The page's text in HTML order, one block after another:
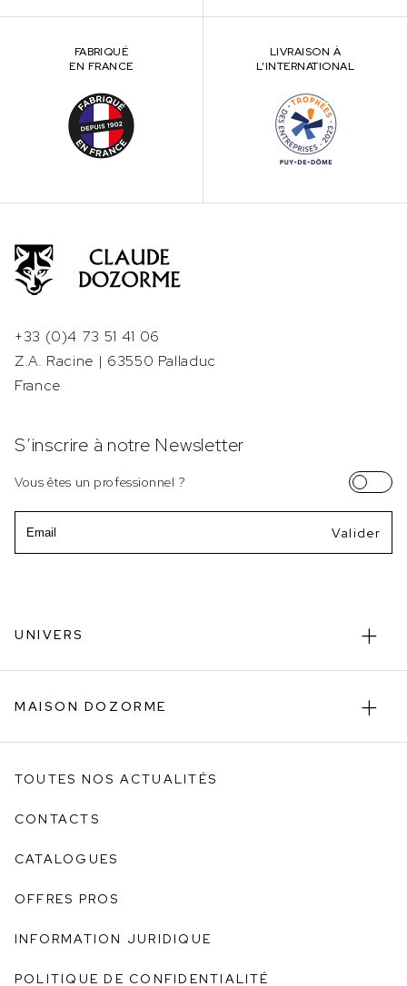
FABRIQUÉ
EN FRANCE
LIVRAISON À
L’INTERNATIONAL
+33 (0)4 73 51 41 06
Z.A. Racine | 63550 Palladuc
France
S’inscrire à notre Newsletter
Vous êtes un professionnel ?
UNIVERS
MAISON DOZORME
TOUTES NOS ACTUALITÉS
CONTACTS
CATALOGUES
OFFRES PROS
INFORMATION JURIDIQUE
POLITIQUE DE CONFIDENTIALITÉ